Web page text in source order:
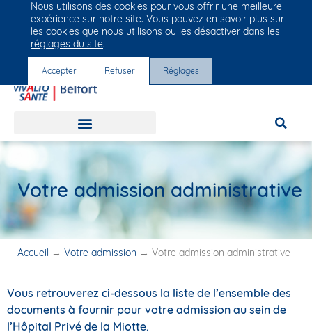
Groupe Vivalto Santé
Entre nous, la vie
Votre admission administrative
Accueil → Votre admission → Votre admission administrative
Vous retrouverez ci-dessous la liste de l’ensemble des
documents à fournir pour votre admission au sein de
l’Hôpital Privé de la Miotte.
Nous utilisons des cookies pour vous offrir une meilleure
expérience sur notre site. Vous pouvez en savoir plus sur
les cookies que nous utilisons ou les désactiver dans les
réglages du site.
Accepter Refuser Réglages